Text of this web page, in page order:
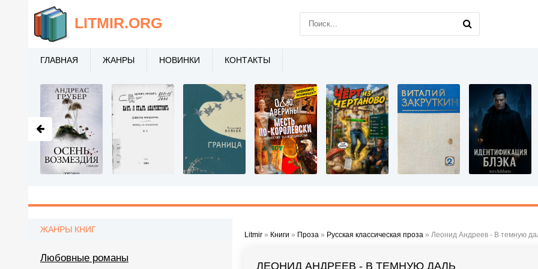
Litmir » Книги » Проза » Русская классическая проза » Леонид Андреев - В темную
ЛЕОНИД АНДРЕЕВ - В ТЕМНУЮ ДАЛЬ
ЖАНРЫ КНИГ
Любовные романы
LITMIR.ORG
ГЛАВНАЯ ЖАНРЫ НОВИНКИ КОНТАКТЫ